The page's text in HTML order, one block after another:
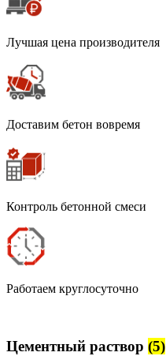
Лучшая цена производителя
Доставим бетон вовремя
Контроль бетонной смеси
Работаем круглосуточно
Цементный раствор (5)